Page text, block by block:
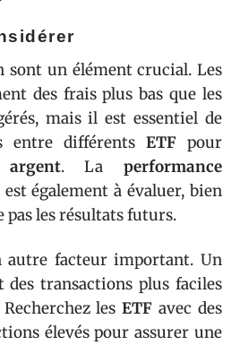
sont un élément crucial. Les
des frais plus bas que les
mais il est essentiel de
entre différents ETF pour
argent. La performance
est également à évaluer, bien
pas les résultats futurs.
facteur important. Un
des transactions plus faciles
lesETF avec des
élevés pour assurer une